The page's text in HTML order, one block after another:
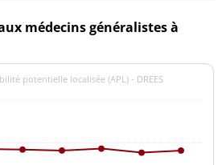
médecins généralistes à
potentielle localisée (APL) - DREES